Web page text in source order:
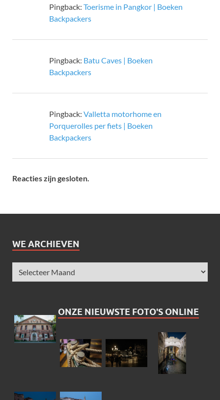
Pingback: Toerisme in Pangkor | Boeken
Backpackers
Pingback: Batu Caves | Boeken
Backpackers
Pingback: Valletta motorhome en
Porquerolles per fiets | Boeken
Backpackers
Reacties zijn gesloten.
WE ARCHIEVEN
ONZE NIEUWSTE FOTO'S ONLINE